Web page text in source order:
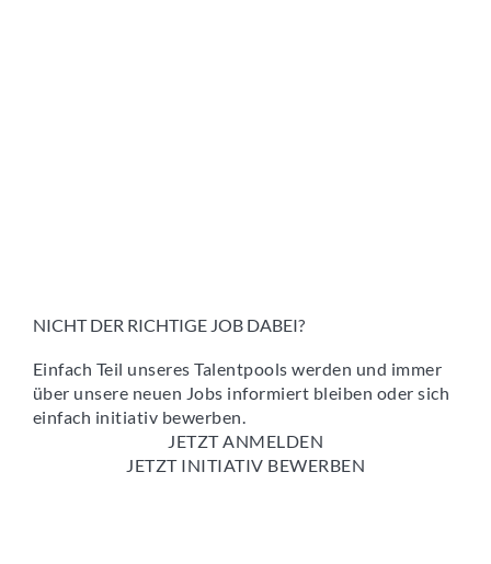
NICHT DER RICHTIGE JOB DABEI?
Einfach Teil unseres Talentpools werden und immer
über unsere neuen Jobs informiert bleiben oder sich
einfach initiativ bewerben.
JETZT ANMELDEN
JETZT INITIATIV BEWERBEN